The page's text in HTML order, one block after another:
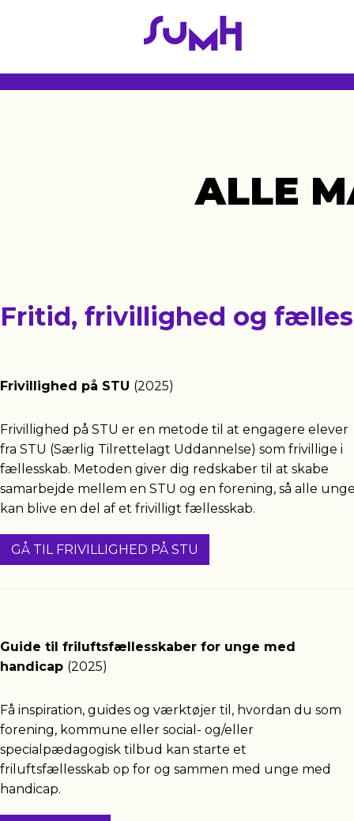
ALLE
Fritid, frivillighed og
Frivillighed på STU (2025)
Frivillighed på STU er en metode til at engagere elever
fra STU (Særlig Tilrettelagt Uddannelse) som frivillige i
fællesskab. Metoden giver dig redskaber til at skabe
samarbejde mellem en STU og en forening, så alle
kan blive en del af et frivilligt fællesskab.
GÅ TIL FRIVILLIGHED PÅ STU
Guide til friluftsfællesskaber for unge med
handicap (2025)
Få inspiration, guides og værktøjer til, hvordan du som
forening, kommune eller social- og/eller
specialpædagogisk tilbud kan starte et
friluftsfællesskab op for og sammen med unge med
handicap.